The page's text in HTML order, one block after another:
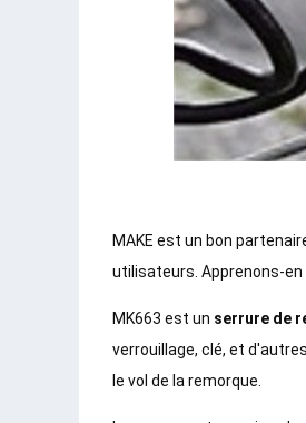
MAKE est un bon
utilisateurs. Apprenons-en
MK663 est un serrure de
verrouillage, clé, et
le vol de la remorque.